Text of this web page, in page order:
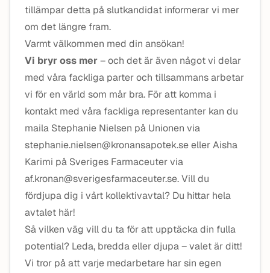
tillämpar detta på slutkandidat informerar vi mer
om det längre fram.
Varmt välkommen med din ansökan!
Vi bryr oss mer– och det är även något vi delar
med våra fackliga parter och tillsammans arbetar
vi för en värld som mår bra. För att komma i
kontakt med våra fackliga representanter kan du
maila Stephanie Nielsen på Unionen via
stephanie.nielsen@kronansapotek.se eller Aisha
Karimi på Sveriges Farmaceuter via
af.kronan@sverigesfarmaceuter.se. Vill du
fördjupa dig i vårt kollektivavtal? Du hittar hela
avtalet här!
Så vilken väg vill du ta för att upptäcka din fulla
potential? Leda, bredda eller djupa – valet är ditt!
Vi tror på att varje medarbetare har sin egen